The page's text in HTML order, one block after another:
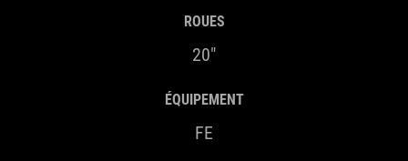
ROUES
20"
ÉQUIPEMENT
FE